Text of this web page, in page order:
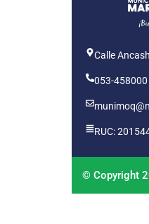
Calle
053-458000
RUC:
© Copyright